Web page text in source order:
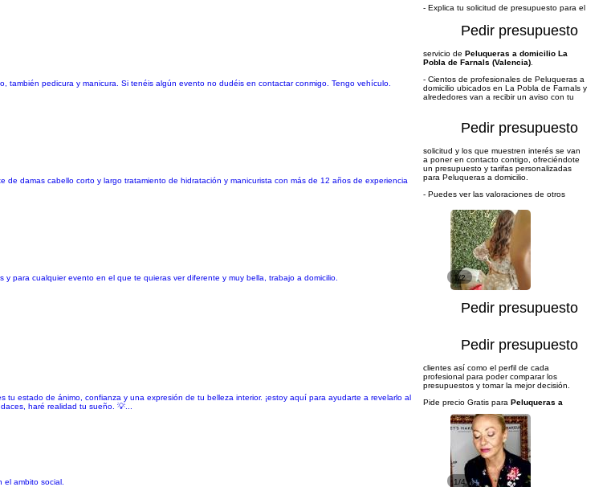
también pedicura y manicura. Si tenéis algún evento no dudéis en contactar conmigo. Tengo vehículo.
Pedir presupuesto
damas cabello corto y largo tratamiento de hidratación y manicurista con más de 12 años de experiencia
Pedir presupuesto
para cualquier evento en el que te quieras ver diferente y muy bella, trabajo a domicilio.
1/2
Pedir presupuesto
estado de ánimo, confianza y una expresión de tu belleza interior. ¡estoy aquí para ayudarte a revelarlo al
haré realidad tu sueño. 💡...
Pedir presupuesto
ambito social.
1/4
- Explica tu solicitud de presupuesto para el
servicio de Peluqueras a domicilio La
Pobla de Farnals (Valencia)
- Cientos de profesionales de Peluqueras a
domicilio ubicados en La Pobla de Farnals y
alrededores van a recibir un aviso con tu
solicitud y los que muestren interés se van
a poner en contacto contigo, ofreciéndote
un presupuesto y tarifas personalizadas
para Peluqueras a domicilio.
- Puedes ver las valoraciones de otros
clientes así como el perfil de cada
profesional para poder comparar los
presupuestos y tomar la mejor decisión.
Pide precio Gratis para Peluqueras a